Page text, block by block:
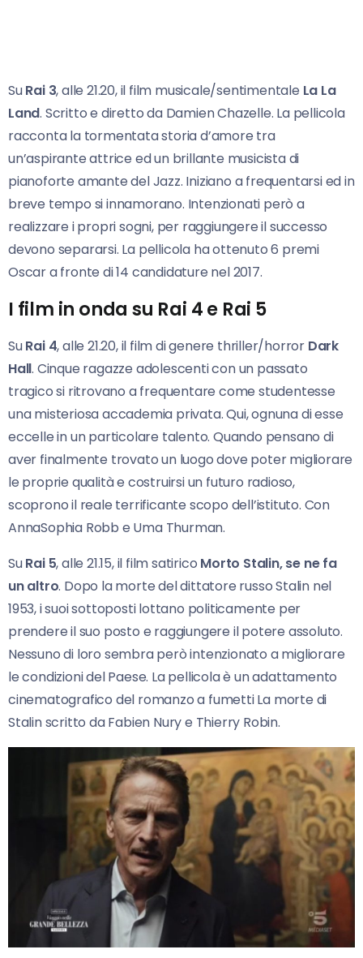
SuRai 3, alle 21.20, il film musicale/sentimentale La La
Land. Scritto e diretto da Damien Chazelle. La pellicola
racconta la tormentata storia d’amore tra
un’aspirante attrice ed un brillante musicista di
pianoforte amante del Jazz. Iniziano a frequentarsi ed in
breve tempo si innamorano. Intenzionati però a
realizzare i propri sogni, per raggiungere il successo
devono separarsi. La pellicola ha ottenuto 6 premi
Oscar a fronte di 14 candidature nel 2017.
I film in onda su Rai 4 e Rai 5
SuRai 4, alle 21.20, il film di genere thriller/horror Dark
Hall. Cinque ragazze adolescenti con un passato
tragico si ritrovano a frequentare come studentesse
una misteriosa accademia privata. Qui, ognuna di esse
eccelle in un particolare talento. Quando pensano di
aver finalmente trovato un luogo dove poter migliorare
le proprie qualità e costruirsi un futuro radioso,
scoprono il reale terrificante scopo dell’istituto. Con
AnnaSophia Robb e Uma Thurman.
SuRai 5, alle 21.15, il film satirico Morto Stalin, se ne fa
un altro. Dopo la morte del dittatore russo Stalin nel
1953, i suoi sottoposti lottano politicamente per
prendere il suo posto e raggiungere il potere assoluto.
Nessuno di loro sembra però intenzionato a migliorare
le condizioni del Paese. La pellicola è un adattamento
cinematografico del romanzo a fumetti La morte di
Stalin scritto da Fabien Nury e Thierry Robin.